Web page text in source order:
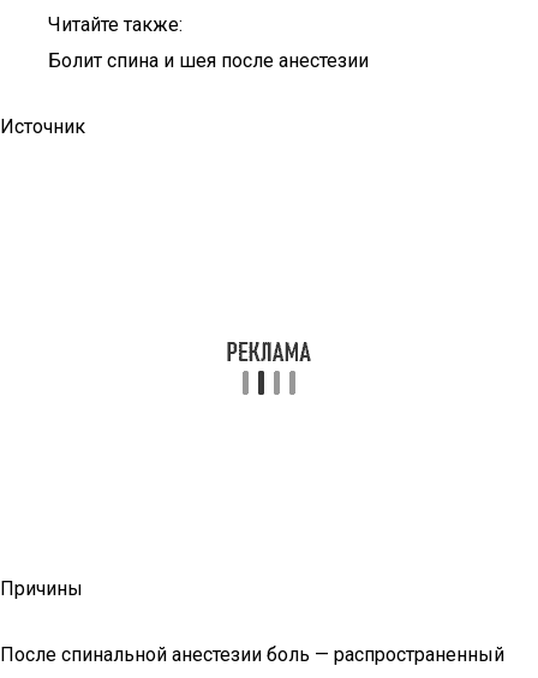
Читайте также:
Болит спина и шея после анестезии
Источник
Причины
После спинальной анестезии боль — распространенный